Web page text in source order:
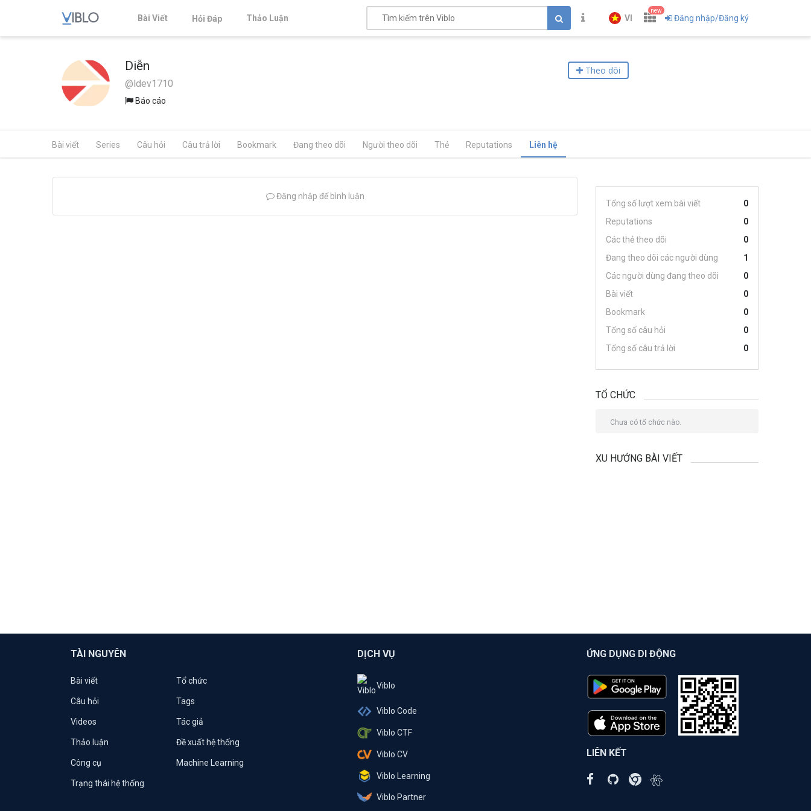
Bài Viết Hỏi Đáp Thảo Luận VI
new
Đăng nhập/Đăng ký
Diễn
@ldev1710
Báo cáo
Theo dõi
Bài viết Series Câu hỏi Câu trả lời Bookmark Đang theo dõi Người theo dõi Thẻ Reputations Liên hệ
Đăng nhập để bình luận
Tổng số lượt xem bài viết
0
Reputations
0
Các thẻ theo dõi
0
Đang theo dõi các người dùng
1
Các người dùng đang theo dõi
0
Bài viết
0
Bookmark
0
Tổng số câu hỏi
0
Tổng số câu trả lời
0
TỔ CHỨC
Chưa có tổ chức nào.
XU HƯỚNG BÀI VIẾT
TÀI NGUYÊN
Bài viết Tổ chức
Câu hỏi Tags
Videos Tác giả
Thảo luận Đề xuất hệ thống
Công cụ Machine Learning
Trạng thái hệ thống
DỊCH VỤ
Viblo
Viblo Code
Viblo CTF
Viblo CV
Viblo Learning
Viblo Partner
ỨNG DỤNG DI ĐỘNG
LIÊN KẾT